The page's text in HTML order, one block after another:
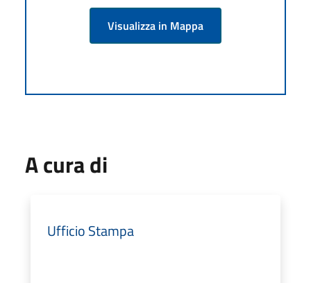
Visualizza in Mappa
A cura di
Ufficio Stampa